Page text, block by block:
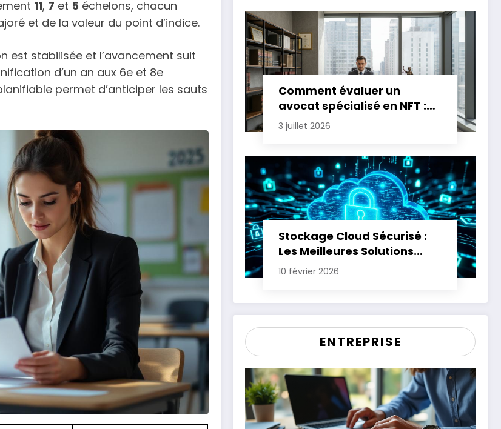
11, 7 et 5 échelons, chacun
et de la valeur du point d’indice.
est stabilisée et l’avancement suit
d’un an aux 6e et 8e
permet d’anticiper les sauts
Comment évaluer un
avocat spécialisé en NFT :
critères essentiels
3 juillet 2026
Stockage Cloud Sécurisé :
Les Meilleures Solutions
pour Protéger Vos Données
10 février 2026
ENTREPRISE